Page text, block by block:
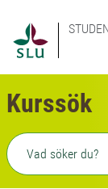
Kurssök
Fritext sökning